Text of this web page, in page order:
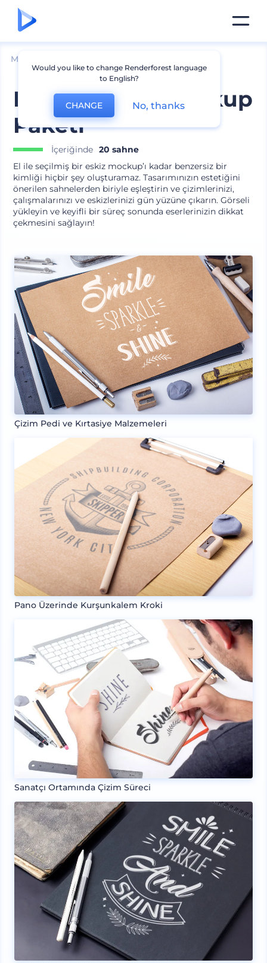
Mockuplar
Eskiz Defteri Mockup
Paketi
İçeriğinde 20 sahne
El ile seçilmiş bir eskiz mockup’ı kadar benzersiz bir
kimliği hiçbir şey oluşturamaz. Tasarımınızın estetiğini
önerilen sahnelerden biriyle eşleştirin ve çizimlerinizi,
çalışmalarınızı ve eskizlerinizi gün yüzüne çıkarın. Görseli
yükleyin ve keyifli bir süreç sonunda eserlerinizin dikkat
çekmesini sağlayın!
Çizim Pedi ve Kırtasiye Malzemeleri
Pano Üzerinde Kurşunkalem Kroki
Sanatçı Ortamında Çizim Süreci
Would you like to change Renderforest language
to English?
CHANGE No, thanks